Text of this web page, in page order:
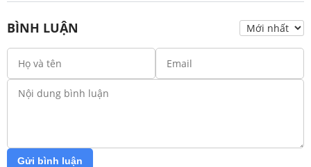
BÌNH LUẬN
Gửi bình luận